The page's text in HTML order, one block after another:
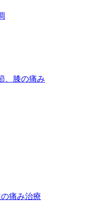
、膝の痛み
痛み治療